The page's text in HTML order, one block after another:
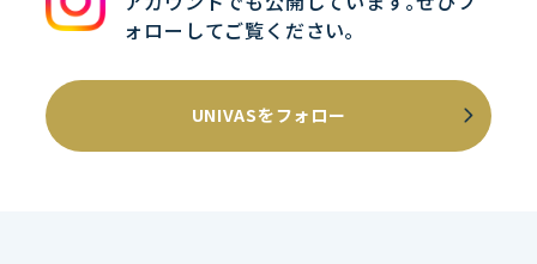
ォローしてご覧ください｡
UNIVASをフォロー